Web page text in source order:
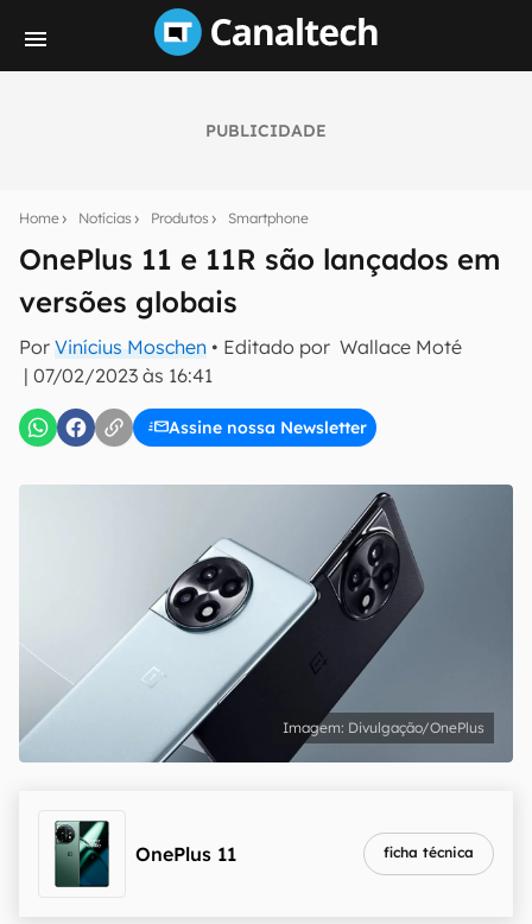
PUBLICIDADE
Home Notícias Produtos Smartphone
OnePlus 11 e 11R são lançados em
versões globais
Por Vinícius Moschen • Editado por Wallace Moté
| 07/02/2023 às 16:41
Assine nossa Newsletter
notícias e reviews sobre tecnologia em primeira
mão.
E-mail
Uso e Política de Privacidade do Canaltech.
Divulgação/OnePlus
OnePlus 11 ficha técnica